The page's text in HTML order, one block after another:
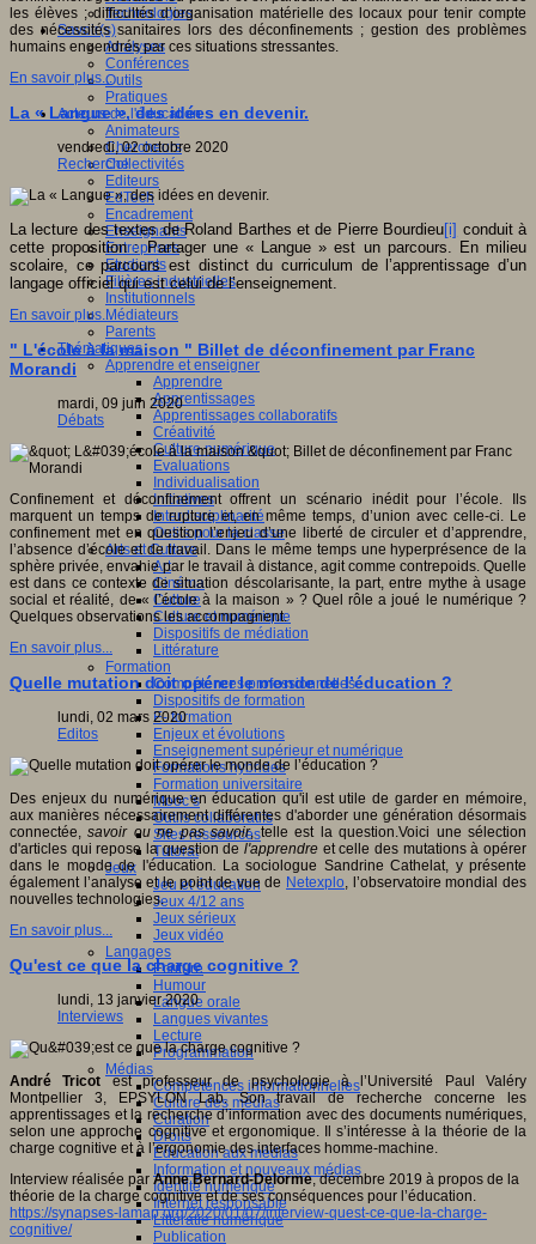
Technologies
Savoir(s)
Analyses
Conférences
Outils
Pratiques
Acteurs de l'éducation
Animateurs
Chercheurs
Collectivités
Editeurs
EdTech
Encadrement
Enseignants
Entreprises
Etudiants
Filières industrielles
Institutionnels
Médiateurs
Parents
Thématiques
Apprendre et enseigner
Apprendre
Apprentissages
Apprentissages collaboratifs
Créativité
Culture numérique
Evaluations
Individualisation
Initiatives
Interdisciplinarité
Outils pour la classe
Arts et Culture
Art
Cinéma
Culture
Culture et numérique
Dispositifs de médiation
Littérature
Formation
Compétences professionnelles
Dispositifs de formation
E- formation
Enjeux et évolutions
Enseignement supérieur et numérique
Formations hybrides
Formation universitaire
Mooc’s
Outils collaboratifs
Sites ressources
Tutorat
Jeux
Jeu et éducation
Jeux 4/12 ans
Jeux sérieux
Jeux vidéo
Langages
Ecriture
Humour
Langue orale
Langues vivantes
Lecture
Programmation
Médias
Compétences informationnelles
Culture des médias
Curation
Droits
Education aux médias
Information et nouveaux médias
Identité numérique
Internet responsable
Littératie numérique
Publication
les élèves ; difficultés d’organisation matérielle des locaux pour tenir compte
des nécessités sanitaires lors des déconfinements ; gestion des problèmes
humains engendrés par ces situations stressantes.
En savoir plus...
La « Langue », des idées en devenir.
vendredi, 02 octobre 2020
Recherche
La lecture des textes de Roland Barthes et de Pierre Bourdieu[i] conduit à
cette proposition : Partager une « Langue » est un parcours. En milieu
scolaire, ce parcours est distinct du curriculum de l’apprentissage d’un
langage officiel qui est celui de l’enseignement.
En savoir plus...
" L'école à la maison " Billet de déconfinement par Franc
Morandi
mardi, 09 juin 2020
Débats
Confinement et déconfinement offrent un scénario inédit pour l’école. Ils
marquent un temps de rupture et, en même temps, d’union avec celle-ci. Le
confinement met en question l’enjeu d’une liberté de circuler et d’apprendre,
l’absence d’école et de travail. Dans le même temps une hyperprésence de la
sphère privée, envahie par le travail à distance, agit comme contrepoids. Quelle
est dans ce contexte de situation déscolarisante, la part, entre mythe à usage
social et réalité, de « l’école à la maison » ? Quel rôle a joué le numérique ?
Quelques observations les accompagnent.
En savoir plus...
Quelle mutation doit opérer le monde de l’éducation ?
lundi, 02 mars 2020
Editos
Des enjeux du numérique en éducation qu'il est utile de garder en mémoire,
aux manières nécessairement différentes d'aborder une génération désormais
connectée,savoir ou ne pas savoir, telle est la question.Voici une sélection
d'articles qui repose la question de l'apprendre et celle des mutations à opérer
dans le monde de l'éducation. La sociologue Sandrine Cathelat, y présente
également l’analyse et le point de vue de Netexplo, l’observatoire mondial des
nouvelles technologies.
En savoir plus...
Qu'est ce que la charge cognitive ?
lundi, 13 janvier 2020
Interviews
André Tricot est professeur de psychologie à l’Université Paul Valéry
Montpellier 3, EPSYLON Lab. Son travail de recherche concerne les
apprentissages et la recherche d’information avec des documents numériques,
selon une approche cognitive et ergonomique. Il s’intéresse à la théorie de la
charge cognitive et à l’ergonomie des interfaces homme-machine.
Interview réalisée par Anne Bernard-Delorme, décembre 2019 à propos de la
théorie de la charge cognitive et de ses conséquences pour l’éducation.
https://synapses-lamap.org/2020/01/07/interview-quest-ce-que-la-charge-
cognitive/